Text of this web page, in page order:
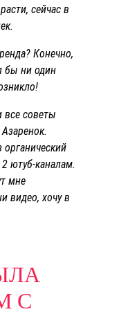
сейчас в
Конечно,
бы ни один
советы
ютуб-каналам.
мне
видео, хочу в
С